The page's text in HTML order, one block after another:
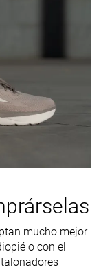
Alta
Media
Estrecha
mucho mejor
o con el